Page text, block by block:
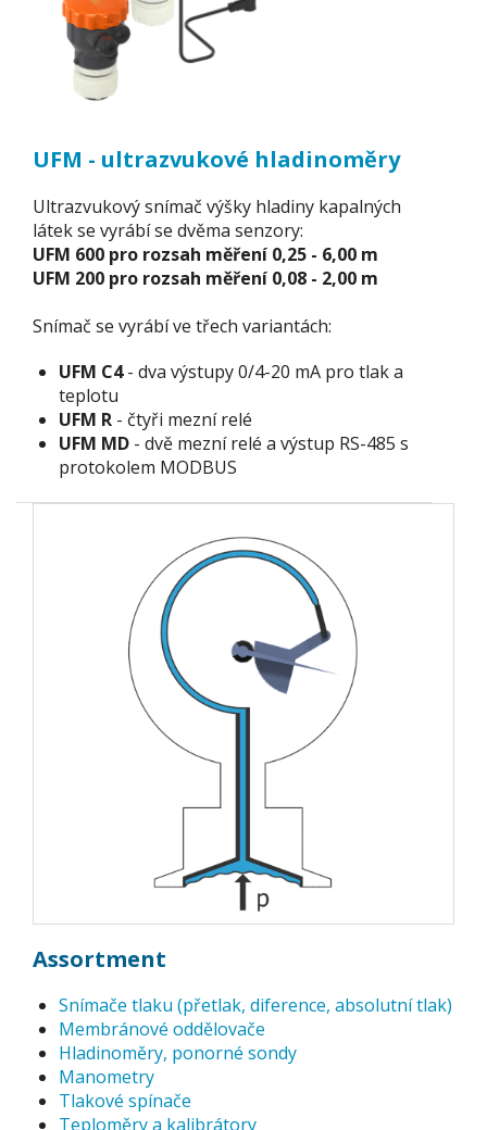
UFM - ultrazvukové hladinoměry
Ultrazvukový snímač výšky hladiny kapalných
látek se vyrábí se dvěma senzory:
UFM 600 pro rozsah měření 0,25 - 6,00 m
UFM 200 pro rozsah měření 0,08 - 2,00 m
Snímač se vyrábí ve třech variantách:
UFM C4- dva výstupy 0/4-20 mA pro tlak a
teplotu
UFM R - čtyři mezní relé
UFM MD - dvě mezní relé a výstup RS-485 s
protokolem MODBUS
Assortment
Snímače tlaku (přetlak, diference, absolutní tlak)
Membránové oddělovače
Hladinoměry, ponorné sondy
Manometry
Tlakové spínače
Teploměry a kalibrátory